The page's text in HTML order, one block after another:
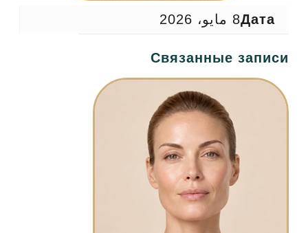
Дата8 مايو، 2026
Связанные записи